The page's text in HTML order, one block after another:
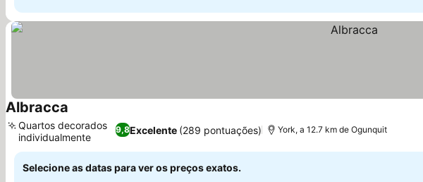
Albracca
9,8Excelente (289 pontuações)
Quartos decorados
individualmente
York, a 12.7 km de Ogunquit
Selecione as datas para ver os preços exatos.